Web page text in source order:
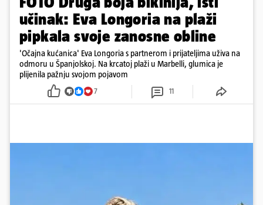
učinak: Eva Longoria na plaži
pipkala svoje zanosne obline
'Očajna kućanica' Eva Longoria s partnerom i prijateljima uživa na
odmoru u Španjolskoj. Na krcatoj plaži u Marbelli, glumica je
plijenila pažnju svojom pojavom
7 11